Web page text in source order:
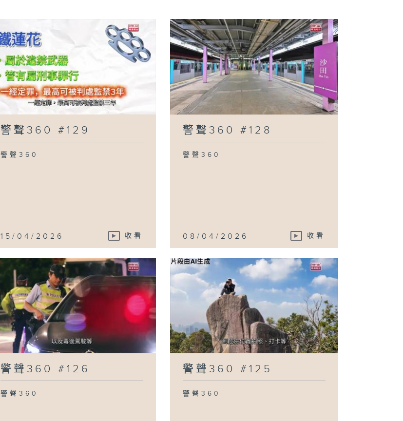
警聲360 #121
警聲360 #120
警聲360 #129
警聲360
15/04/2026 收看
警聲360 #128
警聲360
08/04/2026 收看
警聲360 #126
警聲360
警聲360 #125
警聲360